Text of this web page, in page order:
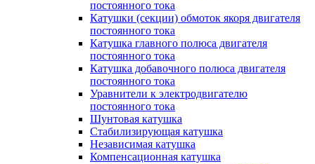
постоянного тока
Катушки (секции) обмоток якоря двигателя
постоянного тока
Катушка главного полюса двигателя
постоянного тока
Катушка добавочного полюса двигателя
постоянного тока
Уравнители к электродвигателю
постоянного тока
Шунтовая катушка
Стабилизирующая катушка
Независимая катушка
Компенсационная катушка